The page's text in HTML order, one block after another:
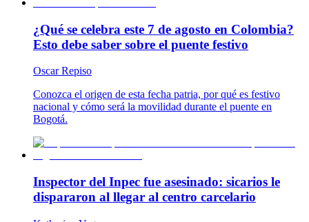
¿Qué se celebra este 7 de agosto en Colombia?
Esto debe saber sobre el puente festivo
Oscar Repiso
Conozca el origen de esta fecha patria, por qué es festivo
nacional y cómo será la movilidad durante el puente en
Bogotá.
Inspector del Inpec fue asesinado: sicarios le
dispararon al llegar al centro carcelario